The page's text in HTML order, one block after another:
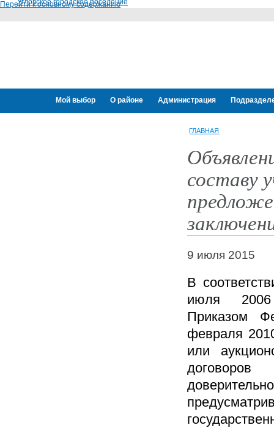
Перейти к основному содержанию
Угловское городское поселение
Мой выбор О районе Администрация
ГЛАВНАЯ
составу
9 июля 2015
В
июля 2006
Приказом
февраля
или
договоров